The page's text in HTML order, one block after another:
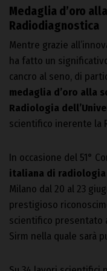
Medaglia d’oro
Radiodiagnostica
Mentre grazie
ha fatto un
cancro al seno, di
medaglia d’oro alla
Radiologia
scientifico inerente la
In occasione del 51°
italiana di radiologia
Milano dal 20 al 23
prestigioso
scientifico presentato
Sirm nella quale sarà